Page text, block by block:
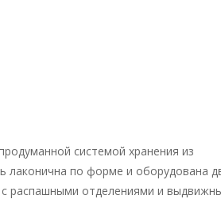
системой хранения из
лаконична по форме и оборудована
распашными отделениями и